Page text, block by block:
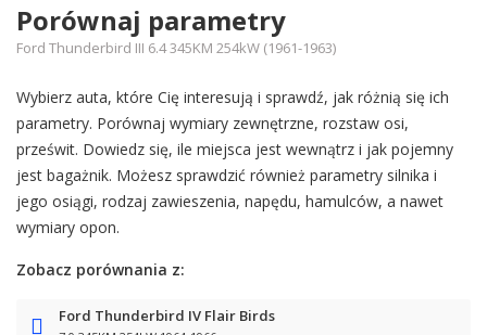
Porównaj parametry
Ford Thunderbird III 6.4 345KM 254kW (1961-1963)
Wybierz auta, które Cię interesują i sprawdź, jak różnią się ich
parametry. Porównaj wymiary zewnętrzne, rozstaw osi,
prześwit. Dowiedz się, ile miejsca jest wewnątrz i jak pojemny
jest bagażnik. Możesz sprawdzić również parametry silnika i
jego osiągi, rodzaj zawieszenia, napędu, hamulców, a nawet
wymiary opon.
Zobacz porównania z:
Ford Thunderbird IV Flair Birds